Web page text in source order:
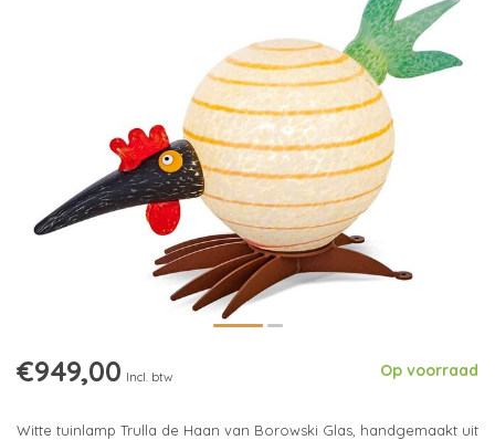
€949,00 Incl. btw Op voorraad
Witte tuinlamp Trulla de Haan van Borowski Glas, handgemaakt uit